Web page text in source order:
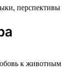
к животным